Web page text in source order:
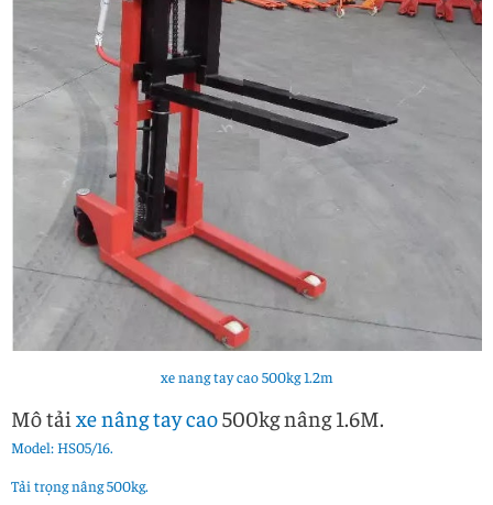
xe nang tay cao 500kg 1.2m
Mô tải xe nâng tay cao500kg nâng 1.6M.
Model: HS05/16.
Tải trọng nâng 500kg.